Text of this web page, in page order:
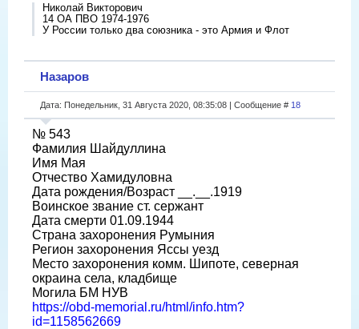
Николай Викторович
14 ОА ПВО 1974-1976
У России только два союзника - это Армия и Флот
Назаров
Дата: Понедельник, 31 Августа 2020, 08:35:08 | Сообщение # 18
№ 543
Фамилия Шайдуллина
Имя Мая
Отчество Хамидуловна
Дата рождения/Возраст __.__.1919
Воинское звание ст. сержант
Дата смерти 01.09.1944
Страна захоронения Румыния
Регион захоронения Яссы уезд
Место захоронения комм. Шипоте, северная
окраина села, кладбище
Могила БМ НУВ
https://obd-memorial.ru/html/info.htm?
id=1158562669